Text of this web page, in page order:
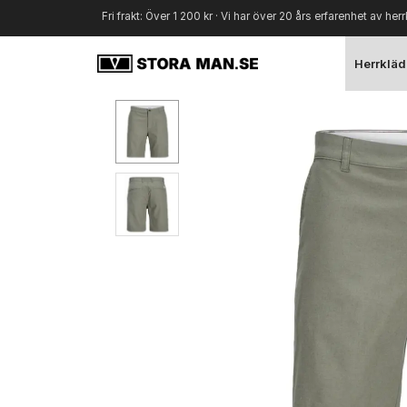
Fri frakt: Över 1 200 kr · Vi har över 20 års erfarenhet av